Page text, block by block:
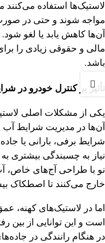
لاستیک‌ها استفاده
مواجه شوند و حتی در
آن‌ها کاهش یابد یا لغو
مالی و حقوقی زیادی را
باشد.
تأثیر بر کنترل خودرو در
یکی از مشکلات اصلی
آن‌ها در مدیریت شرایط
شرایط برفی، بارانی یا
نیاز به چسبندگی بیشتری
نو با طراحی آج‌های خاص،
خارج می‌کنند تا اصطکاک
اما در لاستیک‌های کهنه،
است و این توانایی از بین
در هنگام رانندگی در